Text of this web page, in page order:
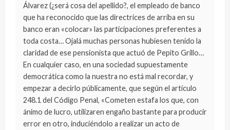
Álvarez (¿será cosa del apellido?, el empleado de banco
que ha reconocido que las directrices de arriba en su
banco eran «colocar» las participaciones preferentes a
toda costa… Ojalá muchas personas hubiesen tenido la
claridad de ese pensionista que actuó de Pepito Grillo…
En cualquier caso, en una sociedad supuestamente
democrática como la nuestra no está mal recordar, y
empezar a decirlo públicamente, que según el artículo
248.1 del Código Penal, «Cometen estafa los que, con
ánimo de lucro, utilizaren engaño bastante para producir
error en otro, induciéndolo a realizar un acto de